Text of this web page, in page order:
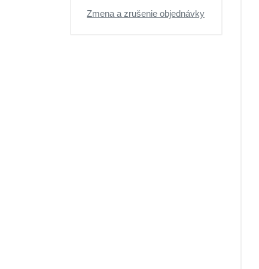
Zmena a zrušenie objednávky